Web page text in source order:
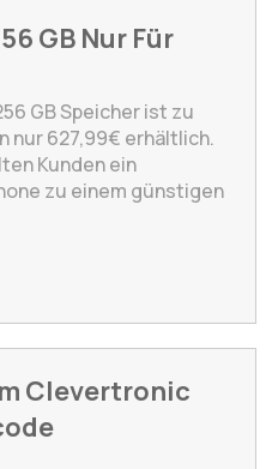
GB Nur Für
GB Speicher ist zu
nur 627,99€ erhältlich.
Kunden ein
zu einem günstigen
Clevertronic